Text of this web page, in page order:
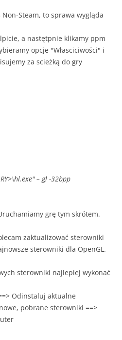
Non-Steam, to sprawa wygląda
a nastętpnie klikamy ppm
opcje "Własciciwości" i
za scieżką do gry
– gl -32bpp
grę tym skrótem.
zaktualizować sterowniki
sterowniki dla OpenGL.
sterowniki najlepiej wykonać
Odinstaluj aktualne
pobrane sterowniki ==>